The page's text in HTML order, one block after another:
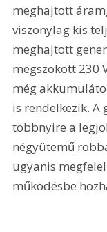
meghajtott
viszonylag kis
meghajtott
megszokott 230
még
is rendelkezik. A
többnyire a
négyütemű
ugyanis
működésbe